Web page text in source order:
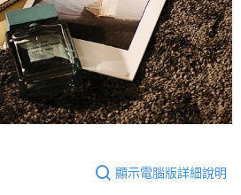
顯示電腦版詳細說明